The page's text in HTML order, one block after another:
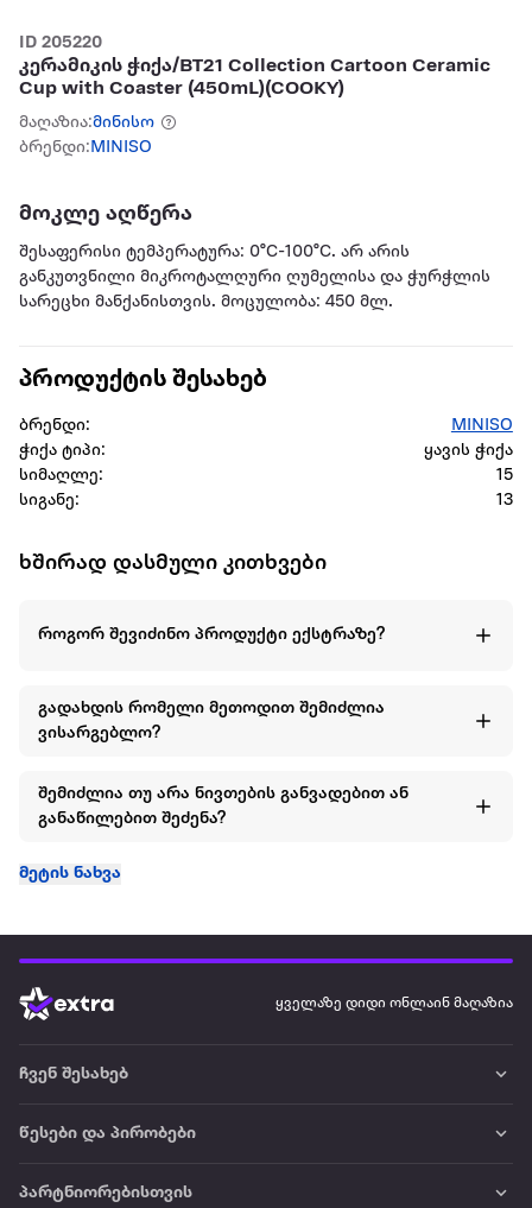
ID 205220
კერამიკის ჭიქა/BT21 Collection Cartoon Ceramic
Cup with Coaster (450mL)(COOKY)
მაღაზია:მინისო
ბრენდი: MINISO
მოკლე აღწერა
შესაფერისი ტემპერატურა: 0°C-100°C. არ არის
განკუთვნილი მიკროტალღური ღუმელისა და ჭურჭლის
სარეცხი მანქანისთვის. მოცულობა: 450 მლ.
პროდუქტის შესახებ
ბრენდი:
MINISO
ჭიქა ტიპი:
ყავის ჭიქა
სიმაღლე:
15
სიგანე:
13
ხშირად დასმული კითხვები
როგორ შევიძინო პროდუქტი ექსტრაზე?
გადახდის რომელი მეთოდით შემიძლია
ვისარგებლო?
შემიძლია თუ არა ნივთების განვადებით ან
განაწილებით შეძენა?
მეტის ნახვა
ყველაზე დიდი ონლაინ მაღაზია
ჩვენ შესახებ
წესები და პირობები
პარტნიორებისთვის